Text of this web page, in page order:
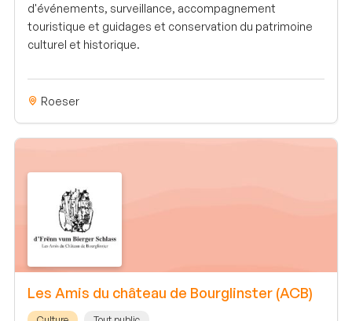
d'événements, surveillance, accompagnement
touristique et guidages et conservation du patrimoine
culturel et historique.
Roeser
Les Amis du château de Bourglinster (ACB)